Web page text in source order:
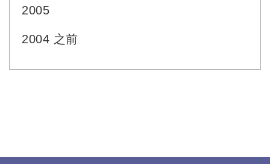
2005
2004 之前